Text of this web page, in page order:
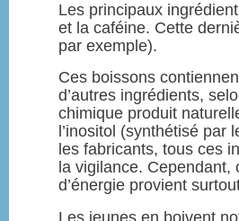
Les principaux
et la caféine. Cette
par exemple).
Ces boissons
d’autres ingrédients,
chimique produit
l’inositol (synthétisé
les fabricants, tous ces
la vigilance.
d’énergie provient